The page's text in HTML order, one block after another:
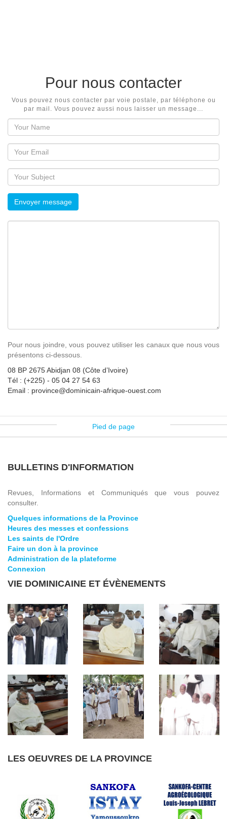
Pour nous contacter
Vous pouvez nous contacter par voie postale, par téléphone ou
par mail. Vous pouvez aussi nous laisser un message...
Envoyer message
Pour nous joindre, vous pouvez utiliser les canaux que nous vous
présentons ci-dessous.
08 BP 2675 Abidjan 08 (Côte d’Ivoire)
Tél : (+225) - 05 04 27 54 63
Email : province@dominicain-afrique-ouest.com
Pied de page
BULLETINS D'INFORMATION
Revues, Informations et Communiqués que vous pouvez
consulter.
Quelques informations de la Province
Heures des messes et confessions
Les saints de l'Ordre
Faire un don à la province
Administration de la plateforme
Connexion
VIE DOMINICAINE ET ÉVÈNEMENTS
LES OEUVRES DE LA PROVINCE